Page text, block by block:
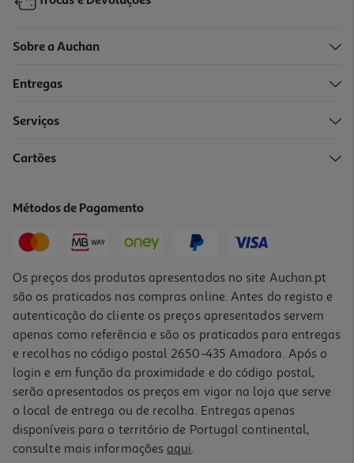
Caixa Em Vidro Quadrada Actuel Hermética 0.3l
Sobre a Auchan
Entregas
Serviços
Cartões
Métodos de Pagamento
Os preços dos produtos apresentados no site Auchan.pt
são os praticados nas compras online. Antes do registo e
autenticação do cliente os preços apresentados servem
apenas como referência e são os praticados para entregas
e recolhas no código postal 2650-435 Amadora. Após o
login e em função da proximidade e do código postal,
serão apresentados os preços em vigor na loja que serve
o local de entrega ou de recolha. Entregas apenas
disponíveis para o território de Portugal continental,
consulte mais informações aqui.